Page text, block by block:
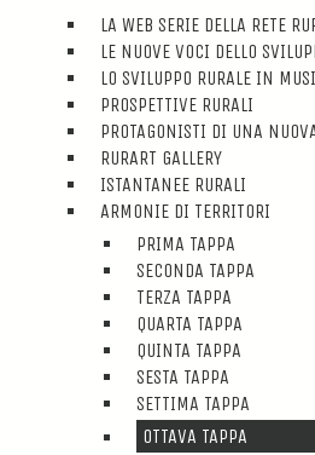
LA WEB SERIE DELLA RETE
LE NUOVE VOCI DELLO
LO SVILUPPO RURALE IN
PROSPETTIVE RURALI
PROTAGONISTI DI UNA
RURART GALLERY
ISTANTANEE RURALI
ARMONIE DI TERRITORI
PRIMA TAPPA
SECONDA TAPPA
TERZA TAPPA
QUARTA TAPPA
QUINTA TAPPA
SESTA TAPPA
SETTIMA TAPPA
OTTAVA TAPPA